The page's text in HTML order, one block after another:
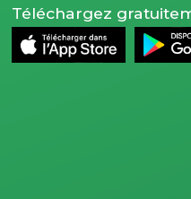
Téléchargez